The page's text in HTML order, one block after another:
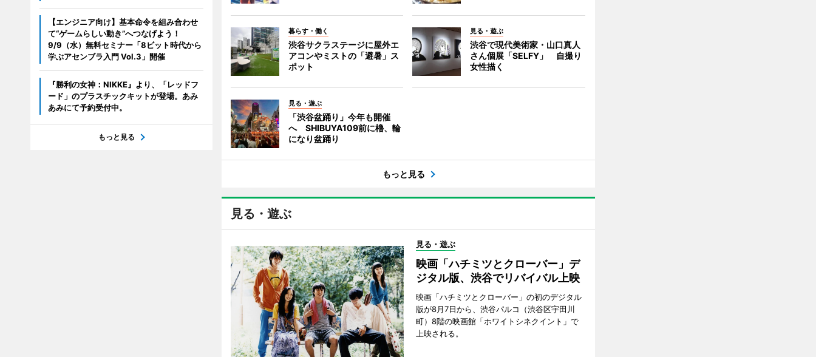
暮らす・働く
渋谷サクラステージに屋外エ
アコンやミストの「避暑」ス
ポット
見る・遊ぶ
渋谷で現代美術家・山口真人
さん個展「SELFY」 自撮り
女性描く
見る・遊ぶ
「渋谷盆踊り」今年も開催
へ SHIBUYA109前に櫓、輪
になり盆踊り
もっと見る
見る・遊ぶ
見る・遊ぶ
映画「ハチミツとクローバー」デ
ジタル版、渋谷でリバイバル上映
映画「ハチミツとクローバー」の初のデジタル
版が8月7日から、渋谷パルコ（渋谷区宇田川
町）8階の映画館「ホワイトシネクイント」で
上映される。
【エンジニア向け】基本命令を組み合わせ
て“ゲームらしい動き”へつなげよう！
9/9（水）無料セミナー「8ビット時代から
学ぶアセンブラ入門 Vol.3」開催
『勝利の女神：NIKKE』より、「レッドフ
ード」のプラスチックキットが登場。あみ
あみにて予約受付中。
もっと見る